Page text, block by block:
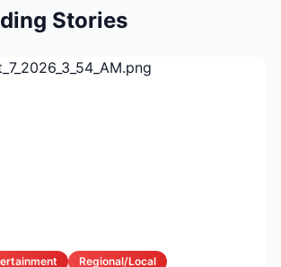
Stories
Regional/Local